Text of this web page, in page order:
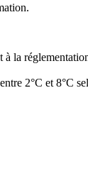
à la
2°C et 8°C